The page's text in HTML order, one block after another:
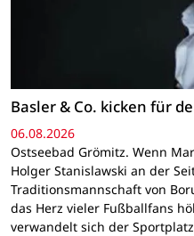
Basler & Co. kicken für
06.08.2026
Ostseebad Grömitz. Wenn
Holger Stanislawski an der
Traditionsmannschaft von
das Herz vieler Fußballfans
verwandelt sich der